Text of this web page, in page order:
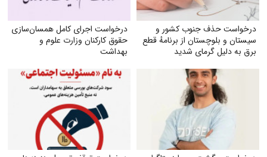
درخواست حذف جنوب کشور و
سیستان و بلوچستان از برنامهٔ قطع
برق به دلیل گرمای شدید
درخواست اجرای کامل همسان‌سازی
حقوق کارکنان وزارت علوم و
بهداشت